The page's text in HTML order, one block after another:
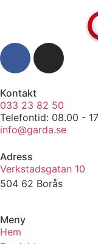
Kontakt
033 23 82 50
Telefontid: 08.00 -
info@garda.se
Adress
Verkstadsgatan 10
504 62 Borås
Meny
Hem